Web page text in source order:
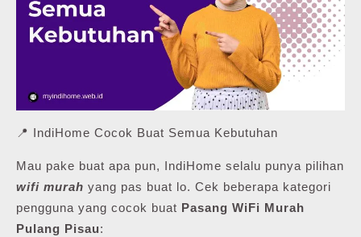
📍 IndiHome Cocok Buat Semua Kebutuhan
Mau pake buat apa pun, IndiHome selalu punya pilihan
wifi murah yang pas buat lo. Cek beberapa kategori
pengguna yang cocok buat Pasang WiFi Murah
Pulang Pisau: